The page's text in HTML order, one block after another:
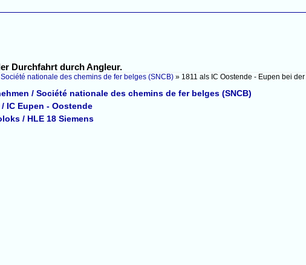
Durchfahrt durch Angleur.
Société nationale des chemins de fer belges (SNCB) » 1811 als IC Oostende - Eupen bei der
/ Société nationale des chemins de fer belges (SNCB)
IC Eupen - Oostende
/ HLE 18 Siemens